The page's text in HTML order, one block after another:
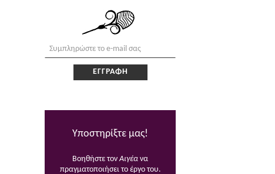
Υποστηρίξτε μας!
Βοηθήστε τονΑιγέα να
πραγματοποιήσει το έργο του.